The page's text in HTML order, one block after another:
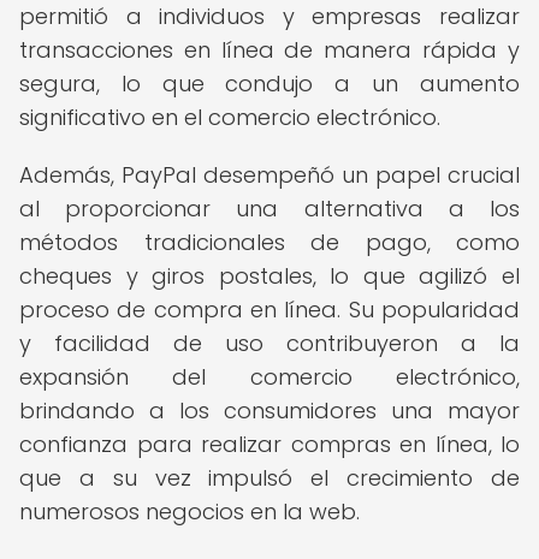
permitió a individuos y empresas realizar
transacciones en línea de manera rápida y
segura, lo que condujo a un aumento
significativo en el comercio electrónico.
Además, PayPal desempeñó un papel crucial
al proporcionar una alternativa a los
métodos tradicionales de pago, como
cheques y giros postales, lo que agilizó el
proceso de compra en línea. Su popularidad
y facilidad de uso contribuyeron a la
expansión del comercio electrónico,
brindando a los consumidores una mayor
confianza para realizar compras en línea, lo
que a su vez impulsó el crecimiento de
numerosos negocios en la web.